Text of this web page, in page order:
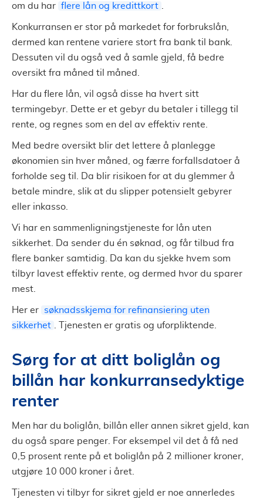
om du har flere lån og kredittkort
Konkurransen er stor på markedet for forbrukslån,
dermed kan rentene variere stort fra bank til bank.
Dessuten vil du også ved å samle gjeld, få bedre
oversikt fra måned til måned.
Har du flere lån, vil også disse ha hvert sitt
termingebyr. Dette er et gebyr du betaler i tillegg til
rente, og regnes som en del av effektiv rente.
Med bedre oversikt blir det lettere å planlegge
økonomien sin hver måned, og færre forfallsdatoer å
forholde seg til. Da blir risikoen for at du glemmer å
betale mindre, slik at du slipper potensielt gebyrer
eller inkasso.
Vi har en sammenligningstjeneste for lån uten
sikkerhet. Da sender du én søknad, og får tilbud fra
flere banker samtidig. Da kan du sjekke hvem som
tilbyr lavest effektiv rente, og dermed hvor du sparer
mest.
Her er
søknadsskjema for refinansiering uten
sikkerhet
. Tjenesten er gratis og uforpliktende.
Sørg for at ditt boliglån og
billån har konkurransedyktige
renter
Men har du boliglån, billån eller annen sikret gjeld, kan
du også spare penger. For eksempel vil det å få ned
0,5 prosent rente på et boliglån på 2 millioner kroner,
utgjøre 10 000 kroner i året.
Tjenesten vi tilbyr for sikret gjeld er noe annerledes